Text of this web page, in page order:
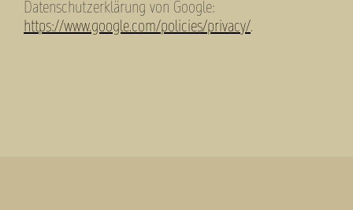
Datenschutzerklärung von Google:
https://www.google.com/policies/privacy/.